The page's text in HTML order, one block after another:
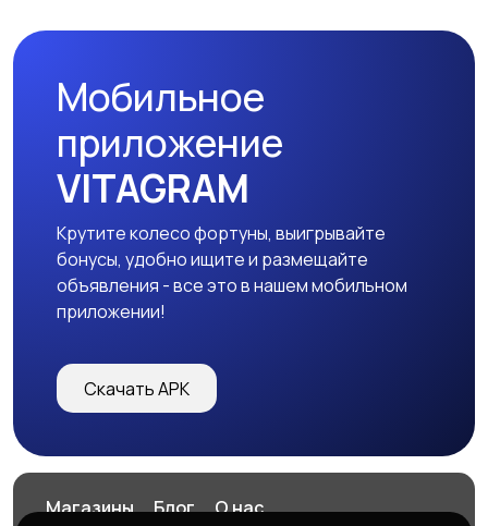
праздников
заказ
Уход за животными Другое
Мобильное
приложение
VITAGRAM
Крутите колесо фортуны, выигрывайте
бонусы, удобно ищите и размещайте
объявления - все это в нашем мобильном
приложении!
Скачать APK
Магазины Блог
О нас